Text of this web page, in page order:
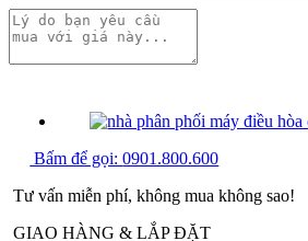
Bấm để gọi:0901.800.600
Tư vấn miễn phí, không mua không sao!
GIAO HÀNG & LẮP ĐẶT